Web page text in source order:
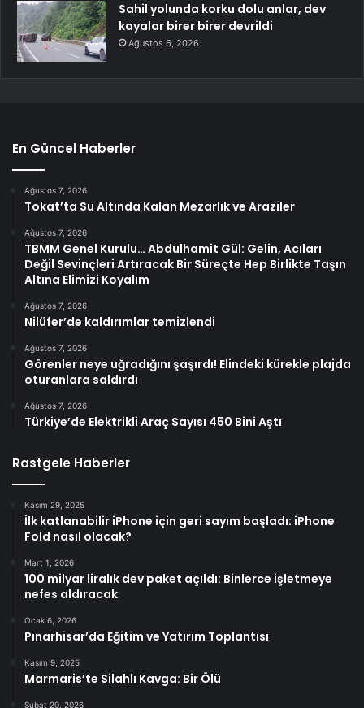
Sahil yolunda korku dolu anlar, dev
kayalar birer birer devrildi
Ağustos 6, 2026
En Güncel Haberler
Ağustos 7, 2026
Tokat’ta Su Altında Kalan Mezarlık ve Araziler
Ağustos 7, 2026
TBMM Genel Kurulu… Abdulhamit Gül: Gelin, Acıları
Değil Sevinçleri Artıracak Bir Süreçte Hep Birlikte Taşın
Altına Elimizi Koyalım
Ağustos 7, 2026
Nilüfer’de kaldırımlar temizlendi
Ağustos 7, 2026
Görenler neye uğradığını şaşırdı! Elindeki kürekle plajda
oturanlara saldırdı
Ağustos 7, 2026
Türkiye’de Elektrikli Araç Sayısı 450 Bini Aştı
Rastgele Haberler
Kasım 29, 2025
İlk katlanabilir iPhone için geri sayım başladı: iPhone
Fold nasıl olacak?
Mart 1, 2026
100 milyar liralık dev paket açıldı: Binlerce işletmeye
nefes aldıracak
Ocak 6, 2026
Pınarhisar’da Eğitim ve Yatırım Toplantısı
Kasım 9, 2025
Marmaris’te Silahlı Kavga: Bir Ölü
Şubat 20, 2026